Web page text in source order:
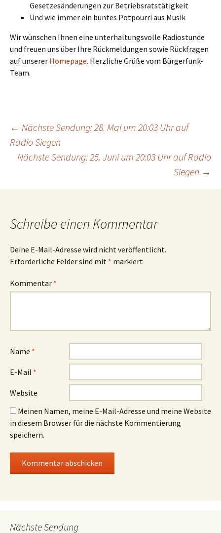
Gesetzesänderungen zur Betriebsratstätigkeit
Und wie immer ein buntes Potpourri aus Musik
Wir wünschen Ihnen eine unterhaltungsvolle Radiostunde
und freuen uns über Ihre Rückmeldungen sowie Rückfragen
auf unserer Homepage. Herzliche Grüße vom Bürgerfunk-
Team.
Beitrags-
Navigation
← Nächste Sendung: 28. Mai um 20:03 Uhr auf
Radio Siegen
Nächste Sendung: 25. Juni um 20:03 Uhr auf Radio
Siegen →
Schreibe einen Kommentar
Deine E-Mail-Adresse wird nicht veröffentlicht.
Erforderliche Felder sind mit * markiert
Kommentar *
Name *
E-Mail *
Website
Meinen Namen, meine E-Mail-Adresse und meine Website
in diesem Browser für die nächste Kommentierung
speichern.
Nächste Sendung